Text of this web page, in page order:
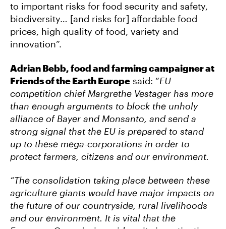
to important risks for food security and safety,
biodiversity… [and risks for] affordable food
prices, high quality of food, variety and
innovation”.
Adrian Bebb, food and farming campaigner at
Friends of the Earth Europe said: “EU
competition chief Margrethe Vestager has more
than enough arguments to block the unholy
alliance of Bayer and Monsanto, and send a
strong signal that the EU is prepared to stand
up to these mega-corporations in order to
protect farmers, citizens and our environment.
“The consolidation taking place between these
agriculture giants would have major impacts on
the future of our countryside, rural livelihoods
and our environment. It is vital that the